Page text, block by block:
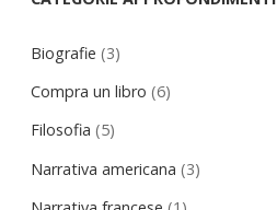
Biografie (3)
Compra un libro (6)
Filosofia (5)
Narrativa americana (3)